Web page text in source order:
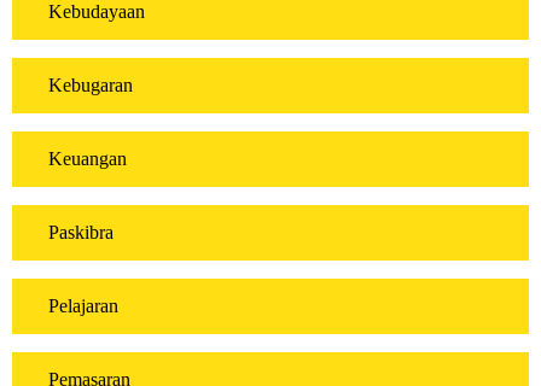
Kebudayaan
Kebugaran
Keuangan
Paskibra
Pelajaran
Pemasaran